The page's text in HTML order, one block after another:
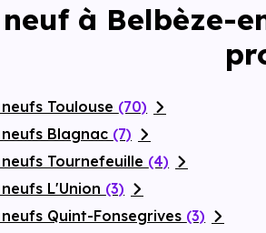
à Belbèze-
Toulouse (70)
Blagnac (7)
Tournefeuille (4)
L'Union (3)
Quint-Fonsegrives (3)